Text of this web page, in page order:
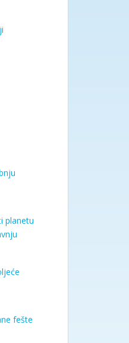
planetu
fešte